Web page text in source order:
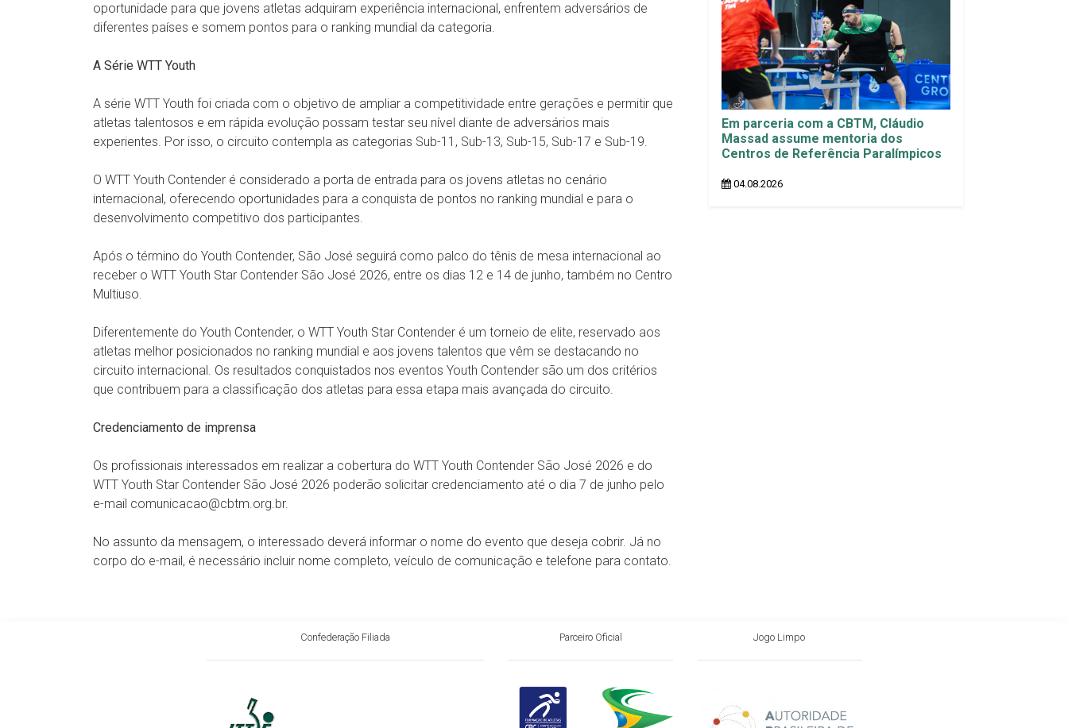
oportunidade para que jovens atletas adquiram experiência internacional, enfrentem adversários de
diferentes países e somem pontos para o ranking mundial da categoria.
A Série WTT Youth
A série WTT Youth foi criada com o objetivo de ampliar a competitividade entre gerações e permitir que
atletas talentosos e em rápida evolução possam testar seu nível diante de adversários mais
experientes. Por isso, o circuito contempla as categorias Sub-11, Sub-13, Sub-15, Sub-17 e Sub-19.
O WTT Youth Contender é considerado a porta de entrada para os jovens atletas no cenário
internacional, oferecendo oportunidades para a conquista de pontos no ranking mundial e para o
desenvolvimento competitivo dos participantes.
Após o término do Youth Contender, São José seguirá como palco do tênis de mesa internacional ao
receber o WTT Youth Star Contender São José 2026, entre os dias 12 e 14 de junho, também no Centro
Multiuso.
Diferentemente do Youth Contender, o WTT Youth Star Contender é um torneio de elite, reservado aos
atletas melhor posicionados no ranking mundial e aos jovens talentos que vêm se destacando no
circuito internacional. Os resultados conquistados nos eventos Youth Contender são um dos critérios
que contribuem para a classificação dos atletas para essa etapa mais avançada do circuito.
Credenciamento de imprensa
Os profissionais interessados em realizar a cobertura do WTT Youth Contender São José 2026 e do
WTT Youth Star Contender São José 2026 poderão solicitar credenciamento até o dia 7 de junho pelo
e-mail comunicacao@cbtm.org.br.
No assunto da mensagem, o interessado deverá informar o nome do evento que deseja cobrir. Já no
corpo do e-mail, é necessário incluir nome completo, veículo de comunicação e telefone para contato.
Em parceria com a CBTM, Cláudio
Massad assume mentoria dos
Centros de Referência Paralímpicos
04.08.2026
Confederação Filiada Parceiro Oficial Jogo Limpo